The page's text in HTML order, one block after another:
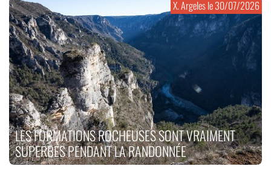
LES FORMATIONS ROCHEUSES SONT VRAIMENT
SUPERBES PENDANT LA RANDONNÉE
X. Argeles le30/07/2026